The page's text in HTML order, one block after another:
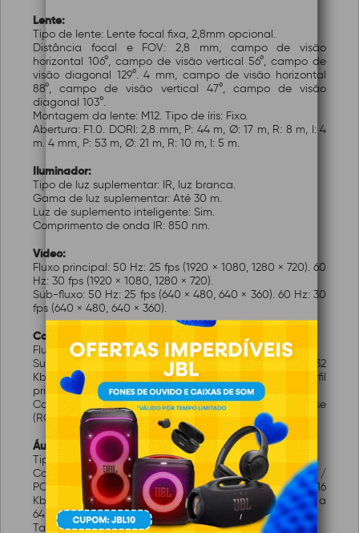
Lente:
Tipo de lente: Lente focal fixa, 2,8mm opcional.
Distância focal e FOV: 2,8 mm, campo de visão
horizontal 106°, campo de visão vertical 56°, campo de
visão diagonal 129°. 4 mm, campo de visão horizontal
88°, campo de visão vertical 47°, campo de visão
diagonal 103°.
Montagem da lente: M12. Tipo de íris: Fixo.
Abertura: F1.0. DORI: 2,8 mm, P: 44 m, Ø: 17 m, R: 8 m, I: 4
m. 4 mm, P: 53 m, Ø: 21 m, R: 10 m, I: 5 m.
Iluminador:
Tipo de luz suplementar: IR, luz branca.
Gama de luz suplementar: Até 30 m.
Luz de suplemento inteligente: Sim.
Comprimento de onda IR: 850 nm.
Vídeo:
Fluxo principal: 50 Hz: 25 fps (1920 × 1080, 1280 × 720). 60
Hz: 30 fps (1920 × 1080, 1280 × 720).
Sub-fluxo: 50 Hz: 25 fps (640 × 480, 640 × 360). 60 Hz: 30
fps (640 × 480, 640 × 360).
Compressão de vídeo:
Fluxo principal: H.265+/H.265/H.264+/H.264.
Subfluxo: H.265/H.264/MJPEG. Taxa de bits de vídeo: 32
Kbps a 8 Mbps. Tipo H.264: Perfil de linha de base, perfil
principal, perfil alto. Tipo H.265: Perfil principal.
Controle de taxa de bits: CBR,VBR. Região de interesse
(ROI): 1 região fixa para o fluxo principal.
Áudio:
Tipo de áudio: Som mono.
Compressão de áudio: G.711 / G.722.1 / G.726 / MP2L2 /
PCM / AAC-LC. Taxa de bits de áudio: 64 Kbps (G.711)/16
Kbps (G.722.1)/16 Kbps (G.726)/32 a 160 Kbps (MP2L2)/16 a
64 Kbps (AAC-LC).
Taxa de amostragem de áudio: 8 kHz/16 kHz.